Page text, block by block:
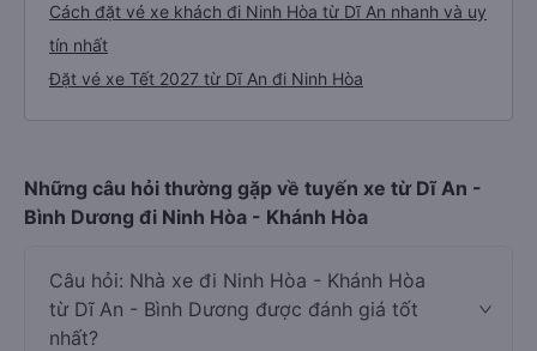
Cách đặt vé xe khách đi Ninh Hòa từ Dĩ An nhanh và uy
tín nhất
Đặt vé xe Tết 2027 từ Dĩ An đi Ninh Hòa
Những câu hỏi thường gặp về tuyến xe từ Dĩ An -
Bình Dương đi Ninh Hòa - Khánh Hòa
Câu hỏi: Nhà xe đi Ninh Hòa - Khánh Hòa
từ Dĩ An - Bình Dương được đánh giá tốt
nhất?